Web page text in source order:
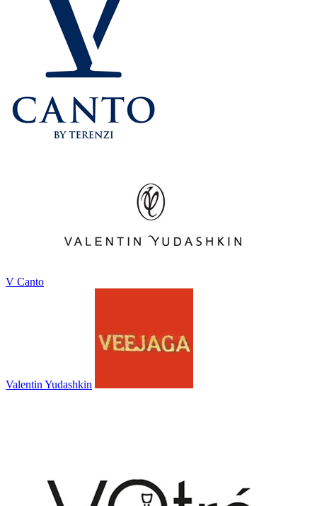
V Canto
Valentin Yudashkin